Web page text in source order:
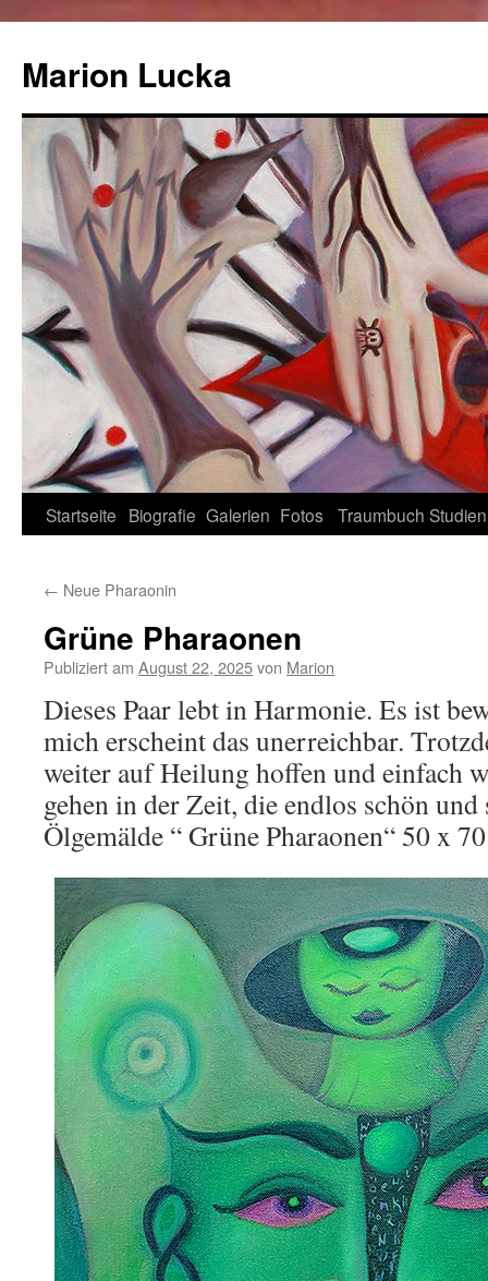
Marion Lucka
Zum
springen
Startseite Biografie Galerien Fotos Traumbuch Studien
← Neue Pharaonin
Grüne Pharaonen
Publiziert am August 22, 2025von Marion
Dieses Paar lebt in Harmonie. Es ist
mich erscheint das unerreichbar.
weiter auf Heilung hoffen und einfach
gehen in der Zeit, die endlos schön
Ölgemälde “ Grüne Pharaonen“ 50 x